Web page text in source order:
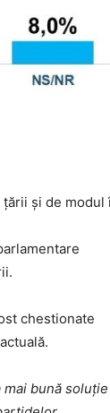
și de modul
chestionate
bună soluție